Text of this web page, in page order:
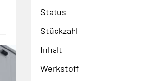
Status
Stückzahl
Inhalt
Werkstoff